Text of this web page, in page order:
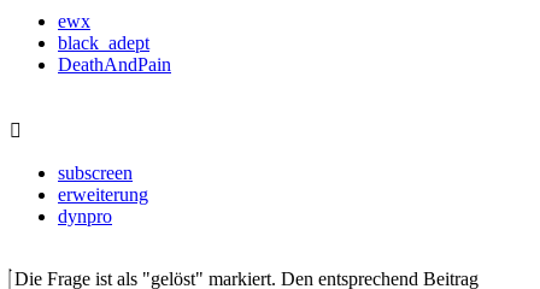
ewx
black_adept
DeathAndPain
subscreen
erweiterung
dynpro
Die Frage ist als "gelöst" markiert. Den entsprechend Beitrag